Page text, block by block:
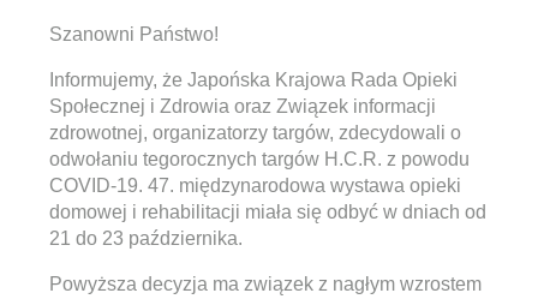
Szanowni Państwo!
Informujemy, że Japońska Krajowa Rada Opieki
Społecznej i Zdrowia oraz Związek informacji
zdrowotnej, organizatorzy targów, zdecydowali o
odwołaniu tegorocznych targów H.C.R. z powodu
COVID-19. 47. międzynarodowa wystawa opieki
domowej i rehabilitacji miała się odbyć w dniach od
21 do 23 października.
Powyższa decyzja ma związek z nagłym wzrostem